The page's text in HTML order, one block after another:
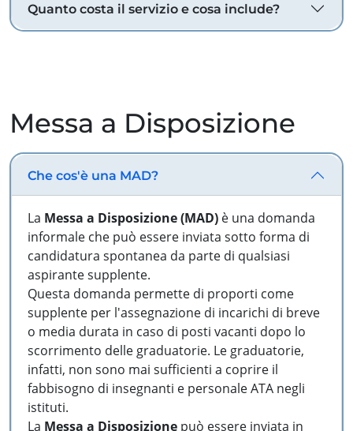
Quanto costa il servizio e cosa include?
Messa a Disposizione
Che cos'è una MAD?
La Messa a Disposizione (MAD) è una domanda
informale che può essere inviata sotto forma di
candidatura spontanea da parte di qualsiasi
aspirante supplente.
Questa domanda permette di proporti come
supplente per l'assegnazione di incarichi di breve
o media durata in caso di posti vacanti dopo lo
scorrimento delle graduatorie. Le graduatorie,
infatti, non sono mai sufficienti a coprire il
fabbisogno di insegnanti e personale ATA negli
istituti.
La Messa a Disposizione può essere inviata in